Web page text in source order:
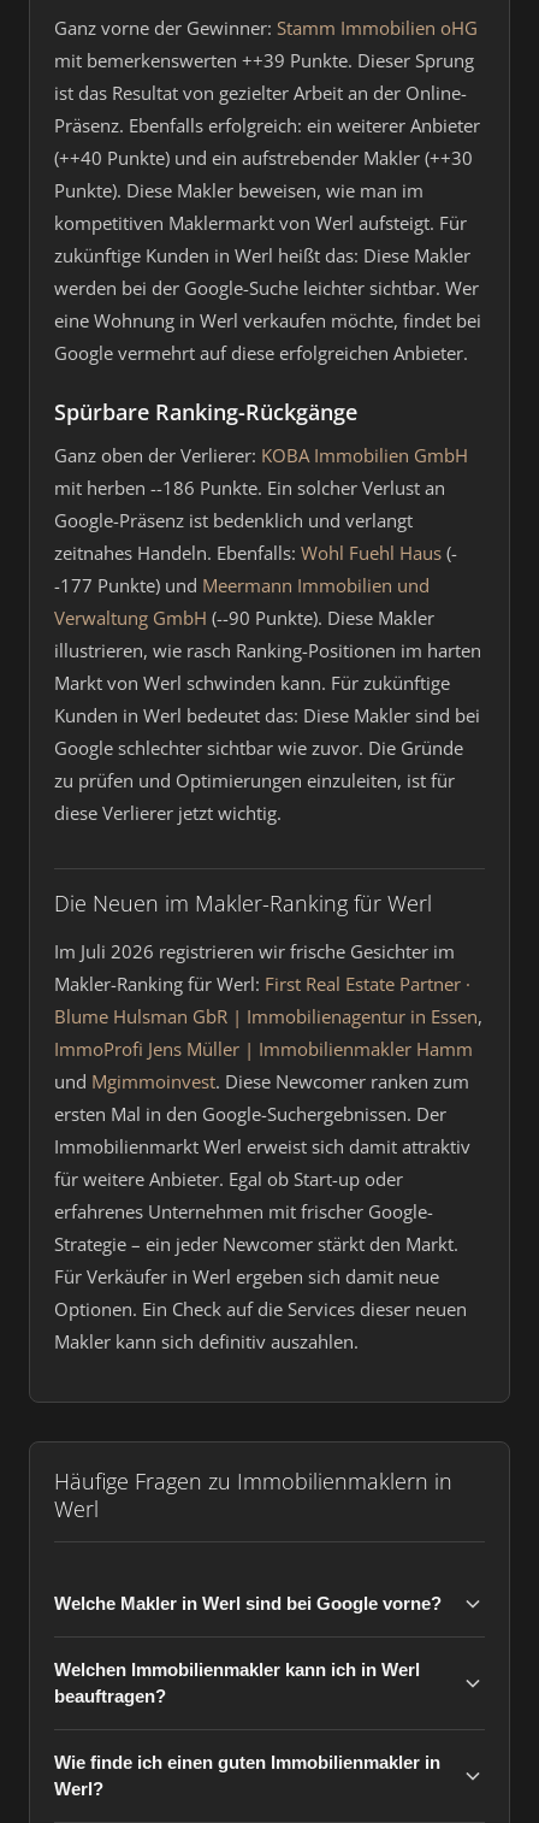
Ganz vorne der Gewinner: Stamm Immobilien oHG
mit bemerkenswerten ++39 Punkte. Dieser Sprung
ist das Resultat von gezielter Arbeit an der Online-
Präsenz. Ebenfalls erfolgreich: ein weiterer Anbieter
(++40 Punkte) und ein aufstrebender Makler (++30
Punkte). Diese Makler beweisen, wie man im
kompetitiven Maklermarkt von Werl aufsteigt. Für
zukünftige Kunden in Werl heißt das: Diese Makler
werden bei der Google-Suche leichter sichtbar. Wer
eine Wohnung in Werl verkaufen möchte, findet bei
Google vermehrt auf diese erfolgreichen Anbieter.
Spürbare Ranking-Rückgänge
Ganz oben der Verlierer: KOBA Immobilien GmbH
mit herben --186 Punkte. Ein solcher Verlust an
Google-Präsenz ist bedenklich und verlangt
zeitnahes Handeln. Ebenfalls: Wohl Fuehl Haus (-
-177 Punkte) und Meermann Immobilien und
Verwaltung GmbH (--90 Punkte). Diese Makler
illustrieren, wie rasch Ranking-Positionen im harten
Markt von Werl schwinden kann. Für zukünftige
Kunden in Werl bedeutet das: Diese Makler sind bei
Google schlechter sichtbar wie zuvor. Die Gründe
zu prüfen und Optimierungen einzuleiten, ist für
diese Verlierer jetzt wichtig.
Die Neuen im Makler-Ranking für Werl
Im Juli 2026 registrieren wir frische Gesichter im
Makler-Ranking für Werl: First Real Estate Partner ·
Blume Hulsman GbR | Immobilienagentur in Essen,
ImmoProfi Jens Müller | Immobilienmakler Hamm
und Mgimmoinvest. Diese Newcomer ranken zum
ersten Mal in den Google-Suchergebnissen. Der
Immobilienmarkt Werl erweist sich damit attraktiv
für weitere Anbieter. Egal ob Start-up oder
erfahrenes Unternehmen mit frischer Google-
Strategie – ein jeder Newcomer stärkt den Markt.
Für Verkäufer in Werl ergeben sich damit neue
Optionen. Ein Check auf die Services dieser neuen
Makler kann sich definitiv auszahlen.
Häufige Fragen zu Immobilienmaklern in
Werl
Welche Makler in Werl sind bei Google vorne?
Welchen Immobilienmakler kann ich in Werl
beauftragen?
Wie finde ich einen guten Immobilienmakler in
Werl?